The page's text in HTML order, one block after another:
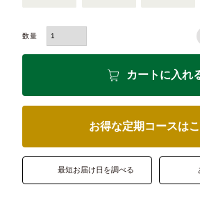
カートに入れ
お得な定期コースは
最短お届け日を調べる